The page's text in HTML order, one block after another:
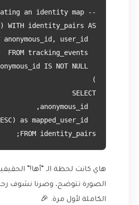
FROM identity_pairs;
هاي كانت لحظة الـ “أها!”
الصورة تتوضح، وصرنا نشوف
الكاملة لأول مرة. 🎉